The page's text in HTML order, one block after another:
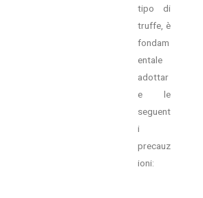
tipo di
truffe, è
fondam
entale
adottar
e le
seguent
i
precauz
ioni: